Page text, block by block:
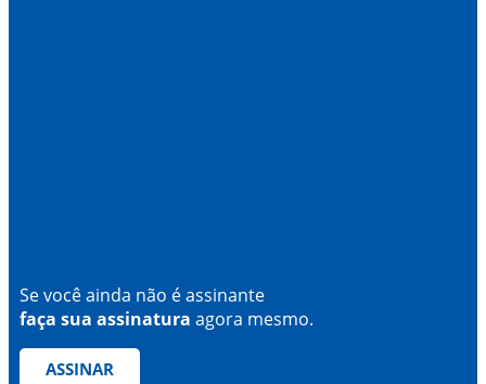
Se você ainda não é assinante
faça sua assinatura agora mesmo.
ASSINAR